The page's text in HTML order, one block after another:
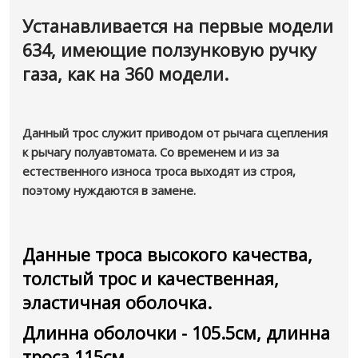
Устанавливается на первые модели
634, имеющие ползунковую ручку
газа, как на 360 модели.
Данный трос служит приводом от рычага сцепления
к рычагу полуавтомата. Со временем и из за
естественного износа троса выходят из строя,
поэтому нуждаются в замене.
Данные троса высокого качества,
толстый трос и качественная,
эластичная оболочка.
Длинна оболочки - 105.5см, длинна